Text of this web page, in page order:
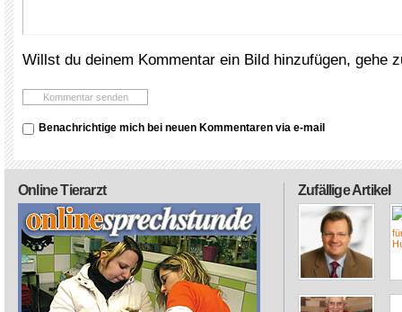
Willst du deinem Kommentar ein Bild hinzufügen, gehe
Benachrichtige mich bei neuen Kommentaren via e-mail
Zufällige Artikel
Online Tierarzt